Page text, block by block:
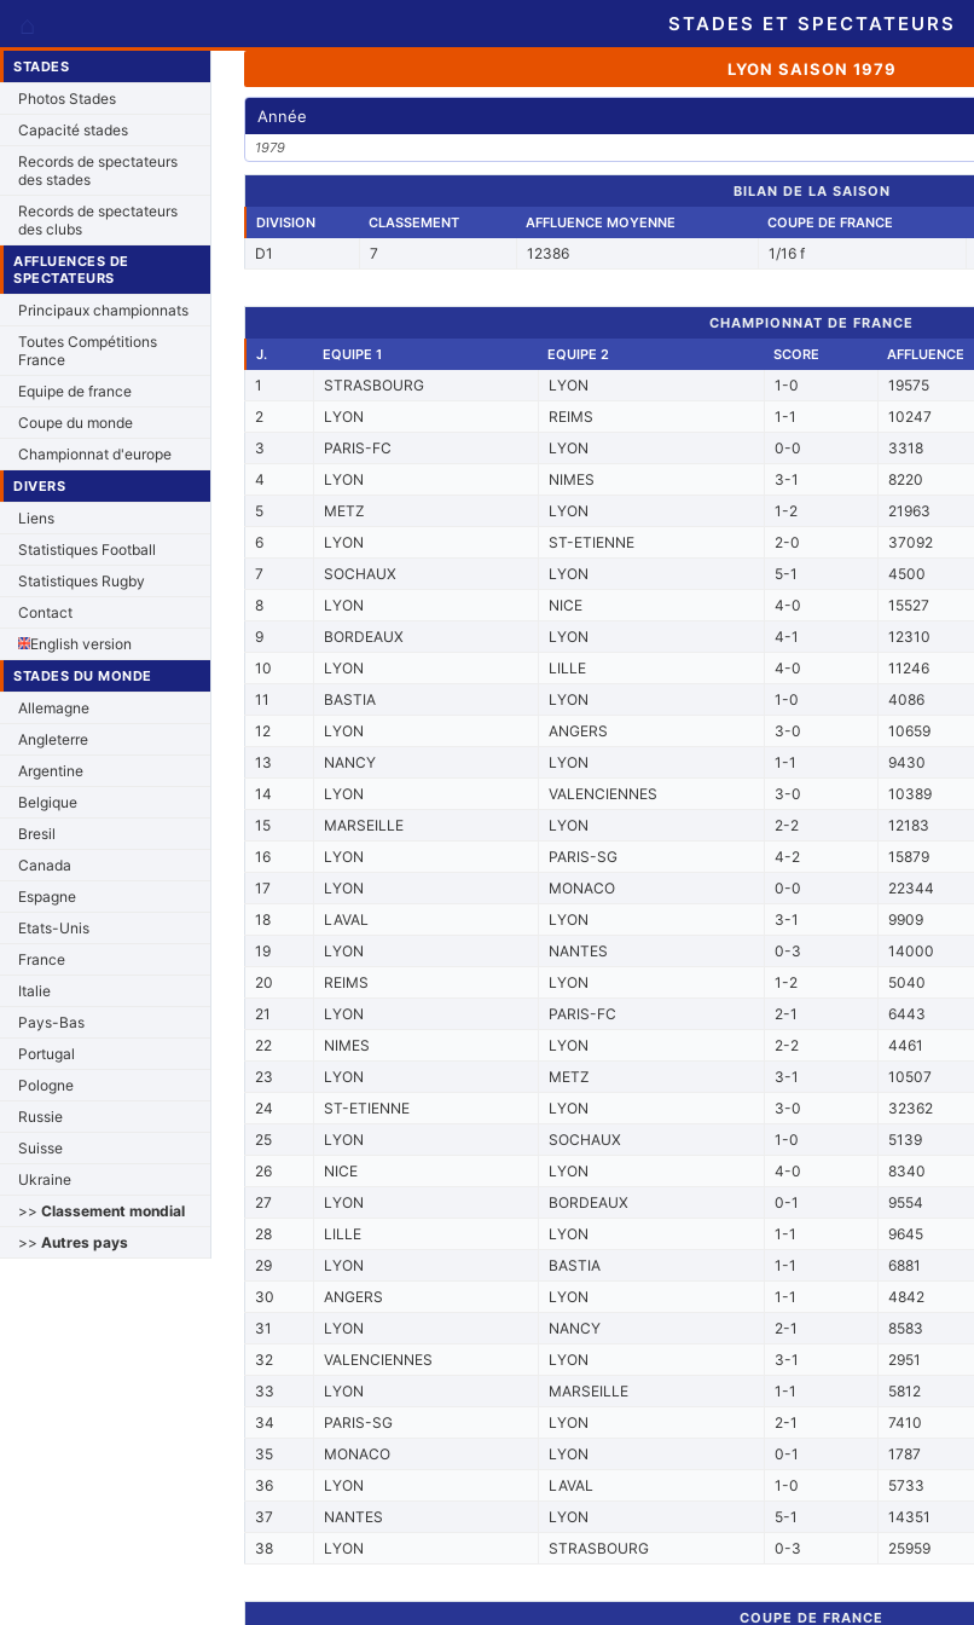
STADES ET SPECTATEURS
STADES
Photos Stades
Capacité stades
Records de spectateurs
des stades
Records de spectateurs
des clubs
AFFLUENCES DE
SPECTATEURS
Principaux championnats
Toutes Compétitions
France
Equipe de france
Coupe du monde
Championnat d'europe
DIVERS
Liens
Statistiques Football
Statistiques Rugby
Contact
English version
STADES DU MONDE
Allemagne
Angleterre
Argentine
Belgique
Bresil
Canada
Espagne
Etats-Unis
France
Italie
Pays-Bas
Portugal
Pologne
Russie
Suisse
Ukraine
>> Classement mondial
>> Autres pays
LYON SAISON 1979
Année
1979
BILAN DE LA SAISON
DIVISION
CLASSEMENT AFFLUENCE MOYENNE COUPE DE FRANCE
D1 7 12386 1/16 f
CHAMPIONNAT DE FRANCE
J.
EQUIPE 1 EQUIPE 2 SCORE AFFLUENCE
1 STRASBOURG LYON 1-0
19575
2
LYON REIMS 1-1
10247
3
PARIS-FC LYON 0-0 3318
4
LYON NIMES 3-1
8220
5
METZ LYON 1-2
21963
6
LYON ST-ETIENNE 2-0
37092
7
SOCHAUX LYON 5-1
4500
8
LYON NICE 4-0
15527
9
BORDEAUX LYON 4-1
12310
10
LYON LILLE 4-0
11246
11
BASTIA LYON 1-0
4086
12
LYON ANGERS 3-0
10659
13
NANCY LYON 1-1
9430
14
LYON VALENCIENNES 3-0
10389
15
MARSEILLE LYON 2-2
12183
16
LYON PARIS-SG 4-2
15879
17
LYON MONACO 0-0
22344
18
LAVAL LYON 3-1
9909
19
LYON NANTES 0-3
14000
20
REIMS LYON 1-2
5040
21
LYON PARIS-FC 2-1
6443
22
NIMES LYON 2-2
4461
23
LYON METZ 3-1
10507
24
ST-ETIENNE LYON 3-0
32362
25
LYON SOCHAUX 1-0
5139
26
NICE LYON 4-0
8340
27
LYON BORDEAUX 0-1
9554
28
LILLE LYON 1-1
9645
29
LYON BASTIA 1-1
6881
30
ANGERS LYON 1-1
4842
31
LYON NANCY 2-1
8583
32
VALENCIENNES LYON 3-1
2951
33
LYON MARSEILLE 1-1
5812
34
PARIS-SG LYON 2-1
7410
35
MONACO LYON 0-1
1787
36
LYON LAVAL 1-0
5733
37
NANTES LYON 5-1
14351
38
LYON STRASBOURG 0-3 25959
COUPE DE FRANCE